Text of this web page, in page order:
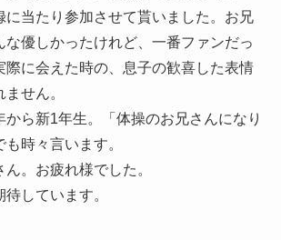
に当たり参加させて貰いました。お兄
な優しかったけれど、一番ファンだっ
際に会えた時の、息子の歓喜した表情
せん。
から新1年生。「体操のお兄さんになり
時々言います。
。お疲れ様でした。
しています。